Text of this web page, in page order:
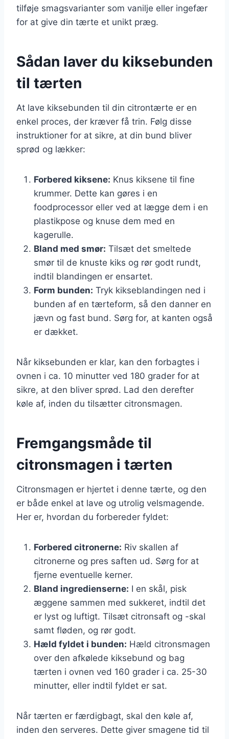
tilføje smagsvarianter som vanilje eller ingefær
for at give din tærte et unikt præg.
Sådan laver du kiksebunden
til tærten
At lave kiksebunden til din citrontærte er en
enkel proces, der kræver få trin. Følg disse
instruktioner for at sikre, at din bund bliver
sprød og lækker:
Forbered kiksene: Knus kiksene til fine
krummer. Dette kan gøres i en
foodprocessor eller ved at lægge dem i en
plastikpose og knuse dem med en
kagerulle.
Bland med smør: Tilsæt det smeltede
smør til de knuste kiks og rør godt rundt,
indtil blandingen er ensartet.
Form bunden: Tryk kikseblandingen ned i
bunden af en tærteform, så den danner en
jævn og fast bund. Sørg for, at kanten også
er dækket.
Når kiksebunden er klar, kan den forbagtes i
ovnen i ca. 10 minutter ved 180 grader for at
sikre, at den bliver sprød. Lad den derefter
køle af, inden du tilsætter citronsmagen.
Fremgangsmåde til
citronsmagen i tærten
Citronsmagen er hjertet i denne tærte, og den
er både enkel at lave og utrolig velsmagende.
Her er, hvordan du forbereder fyldet:
Forbered citronerne: Riv skallen af
citronerne og pres saften ud. Sørg for at
fjerne eventuelle kerner.
Bland ingredienserne: I en skål, pisk
æggene sammen med sukkeret, indtil det
er lyst og luftigt. Tilsæt citronsaft og -skal
samt fløden, og rør godt.
Hæld fyldet i bunden: Hæld citronsmagen
over den afkølede kiksebund og bag
tærten i ovnen ved 160 grader i ca. 25-30
minutter, eller indtil fyldet er sat.
Når tærten er færdigbagt, skal den køle af,
inden den serveres. Dette giver smagene tid til